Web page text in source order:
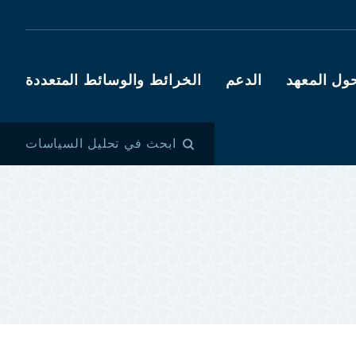
المعهد الدعم الخرائط والوسائط المتعددة
ابحث في تحليل السياسات